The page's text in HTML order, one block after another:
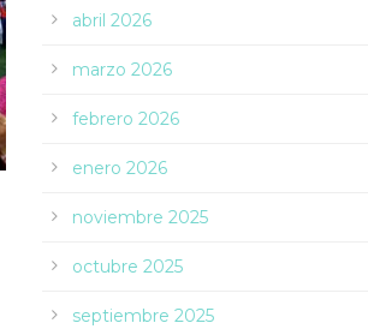
abril 2026
marzo 2026
febrero 2026
enero 2026
noviembre 2025
octubre 2025
septiembre 2025